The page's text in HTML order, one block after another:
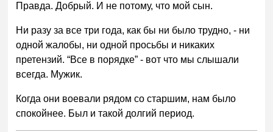
Правда. Добрый. И не потому, что мой сын.
Ни разу за все три года, как бы ни было трудно, - ни
одной жалобы, ни одной просьбы и никаких
претензий. “Все в порядке” - вот что мы слышали
всегда. Мужик.
Когда они воевали рядом со старшим, нам было
спокойнее. Был и такой долгий период.